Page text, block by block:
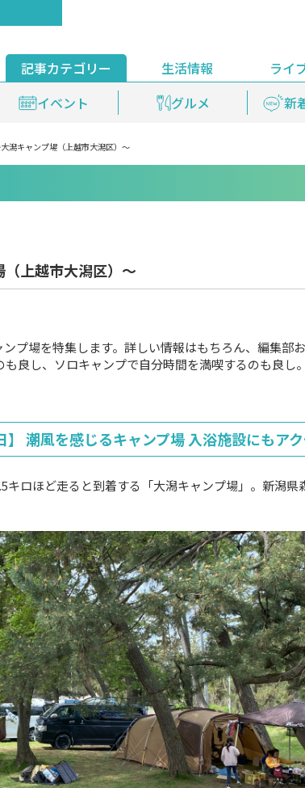
記事カテゴリー
イベント グルメ 新
生活情報
情報
安全安心情報 天気
ライ
ライブ配信
見逃し配信
潟キャンプ場（上越市大潟区）～
上越市大潟区）～
プ場を特集します。詳しい情報はもちろん、編集部
良し、ソロキャンプで自分時間を満喫するのも良し
】 潮風を感じるキャンプ場 入浴施設にもアク
キロほど走ると到着する「大潟キャンプ場」。新潟県